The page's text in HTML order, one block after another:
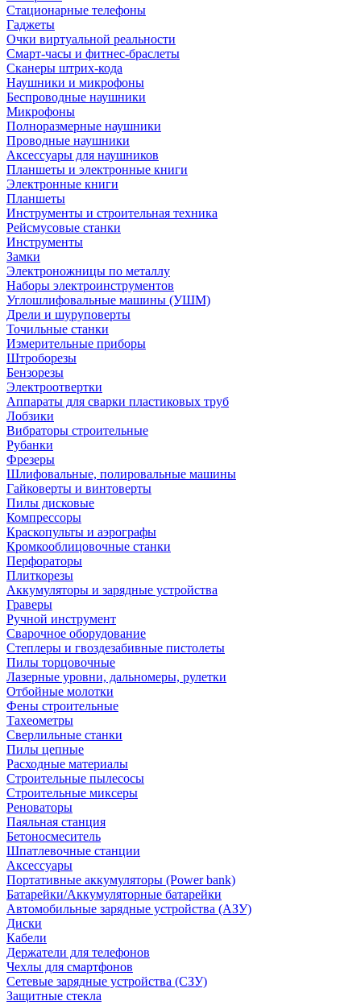
Стационарные телефоны
Гаджеты
Очки виртуальной реальности
Смарт-часы и фитнес-браслеты
Сканеры штрих-кода
Наушники и микрофоны
Беспроводные наушники
Микрофоны
Полноразмерные наушники
Проводные наушники
Аксессуары для наушников
Планшеты и электронные книги
Электронные книги
Планшеты
Инструменты и строительная техника
Рейсмусовые станки
Инструменты
Замки
Электроножницы по металлу
Наборы электроинструментов
Углошлифовальные машины (УШМ)
Дрели и шуруповерты
Точильные станки
Измерительные приборы
Штроборезы
Бензорезы
Электроотвертки
Аппараты для сварки пластиковых труб
Лобзики
Вибраторы строительные
Рубанки
Фрезеры
Шлифовальные, полировальные машины
Гайковерты и винтоверты
Пилы дисковые
Компрессоры
Краскопульты и аэрографы
Кромкооблицовочные станки
Перфораторы
Плиткорезы
Аккумуляторы и зарядные устройства
Граверы
Ручной инструмент
Сварочное оборудование
Степлеры и гвоздезабивные пистолеты
Пилы торцовочные
Лазерные уровни, дальномеры, рулетки
Отбойные молотки
Фены строительные
Тахеометры
Сверлильные станки
Пилы цепные
Расходные материалы
Строительные пылесосы
Строительные миксеры
Реноваторы
Паяльная станция
Бетоносмеситель
Шпатлевочные станции
Аксессуары
Портативные аккумуляторы (Power bank)
Батарейки/Аккумуляторные батарейки
Автомобильные зарядные устройства (АЗУ)
Диски
Кабели
Держатели для телефонов
Чехлы для смартфонов
Сетевые зарядные устройства (СЗУ)
Защитные стекла